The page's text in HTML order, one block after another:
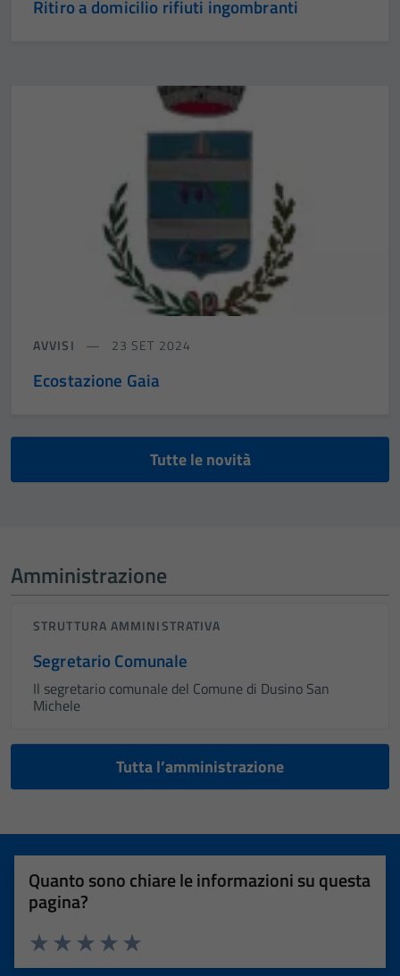
Ritiro a domicilio rifiuti ingombranti
AVVISI 23 SET 2024
Ecostazione Gaia
Tutte le novità
Amministrazione
STRUTTURA AMMINISTRATIVA
Segretario Comunale
Il segretario comunale del Comune di Dusino San
Michele
Tutta l’amministrazione
Quanto sono chiare le informazioni su questa
pagina?
Valuta 5 stelle su 5
Valuta 4 stelle su 5
Valuta 3 stelle su 5
Valuta 2 stelle su 5
Valuta 1 stelle su 5